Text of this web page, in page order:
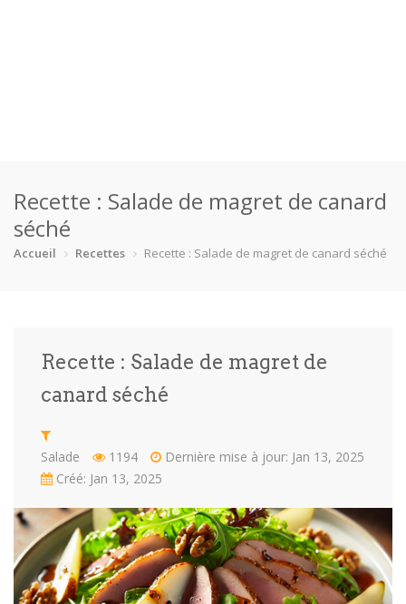
Catégories
Boisson Crevette Dessert En bonne s…
Plat princ… Poisson
Repas faci…
Soupes St valenti…
Recettes
Conseils et astuces
Nous contacter
Recette : Salade de magret de canard
séché
Accueil Recettes Recette : Salade de magret de canard séché
Recette : Salade de magret de
canard séché
Salade 1194
Dernière mise à jour: Jan 13, 2025
Créé: Jan 13, 2025